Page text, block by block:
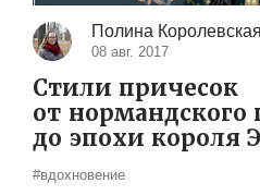
Полина Королевская
08 авг. 2017
Стили причесок
от нормандского
до эпохи короля
#вдохновение